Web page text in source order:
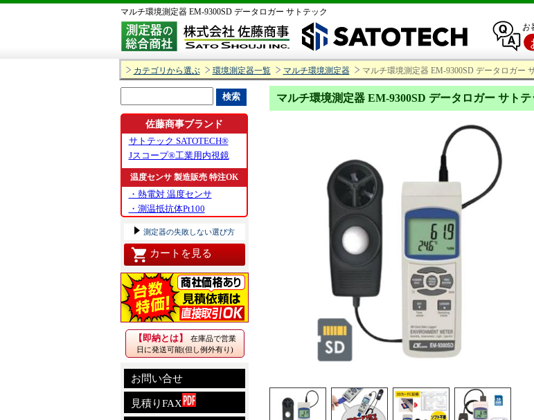
マルチ環境測定器 EM-9300SD データロガー サトテック
カテゴリから選ぶ 環境測定器一覧 マルチ環境測定器 マルチ環境測定器 EM-9300SD データロガー
マルチ環境測定器 EM-9300SD データロガー サトテ
佐藤商事ブランド
サトテック SATOTECH®
Jスコープ®工業用内視鏡
温度センサ 製造販売 特注OK
・熱電対 温度センサ
・測温抵抗体Pt100
測定器の失敗しない選び方
カートを見る
【即納とは】
在庫品で営業
日に発送可能(但し例外有り)
お問い合せ
見積りFAX